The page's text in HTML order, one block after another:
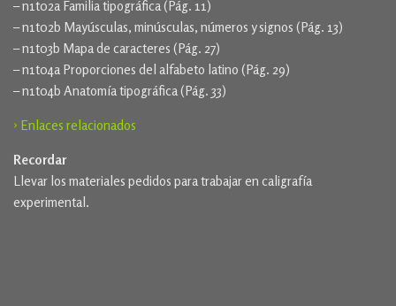
– n1t02a Familia tipográfica (Pág. 11)
– n1t02b Mayúsculas, minúsculas, números y signos (Pág. 13)
– n1t03b Mapa de caracteres (Pág. 27)
– n1t04a Proporciones del alfabeto latino (Pág. 29)
– n1t04b Anatomía tipográfica (Pág. 33)
› Enlaces relacionados
Recordar
Llevar los materiales pedidos para trabajar en caligrafía
experimental.